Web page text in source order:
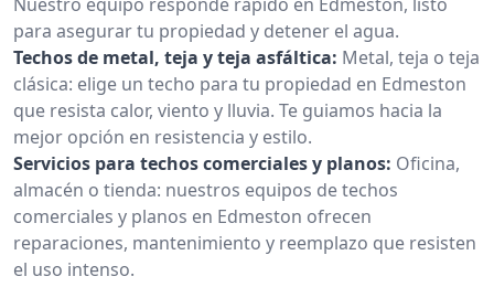
para asegurar tu propiedad y detener el agua.
Techos de metal, teja y teja asfáltica: Metal, teja o teja
clásica: elige un techo para tu propiedad en Edmeston
que resista calor, viento y lluvia. Te guiamos hacia la
mejor opción en resistencia y estilo.
Servicios para techos comerciales y planos: Oficina,
almacén o tienda: nuestros equipos de techos
comerciales y planos en Edmeston ofrecen
reparaciones, mantenimiento y reemplazo que resisten
el uso intenso.